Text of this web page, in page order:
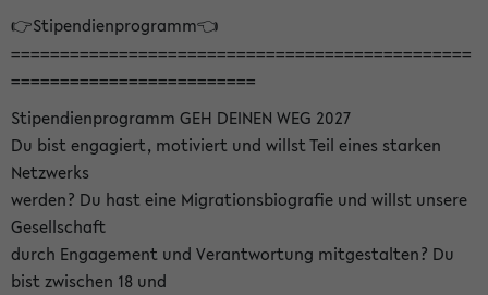
👉Stipendienprogramm👈
===============================================
=========================
Stipendienprogramm GEH DEINEN WEG 2027
Du bist engagiert, motiviert und willst Teil eines starken
Netzwerks
werden? Du hast eine Migrationsbiografie und willst unsere
Gesellschaft
durch Engagement und Verantwortung mitgestalten? Du
bist zwischen 18 und